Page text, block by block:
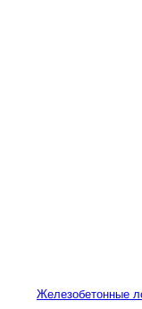
Железобетонные